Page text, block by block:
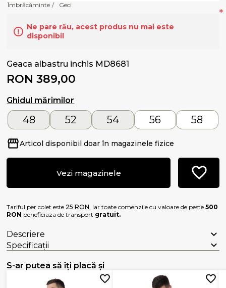
Îmbrăcăminte / Geci
Ne pare rău, acest produs nu mai este
disponibil
Geaca albastru inchis MD8681
RON 389,00
Ghidul mărimilor
*
48 52 54 56 58
Articol disponibil doar în magazinele fizice
Vezi magazinele
Tariful per colet este 25 RON, iar toate comenzile cu valoare de peste500
RON beneficiaza de transport gratuit.
Descriere
Specificații
S-ar putea să îți placă și